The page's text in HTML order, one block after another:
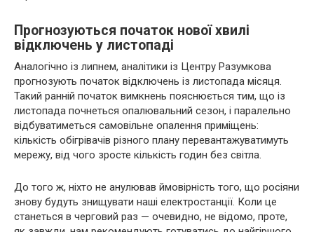
Прогнозуються початок нової хвилі
відключень у листопаді
Аналогічно із липнем, аналітики із Центру Разумкова
прогнозують початок відключень із листопада місяця.
Такий ранній початок вимкнень пояснюється тим, що із
листопада почнеться опалювальний сезон, і паралельно
відбуватиметься самовільне опалення приміщень:
кількість обігрівачів різного плану перевантажуватимуть
мережу, від чого зросте кількість годин без світла.
До того ж, ніхто не анулював ймовірність того, що росіяни
знову будуть знищувати наші електростанції. Коли це
станеться в черговий раз — очевидно, не відомо, проте,